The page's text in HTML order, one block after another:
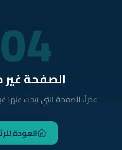
الصفحة
عذراً، الصفحة التي تبحث عنها
العودة